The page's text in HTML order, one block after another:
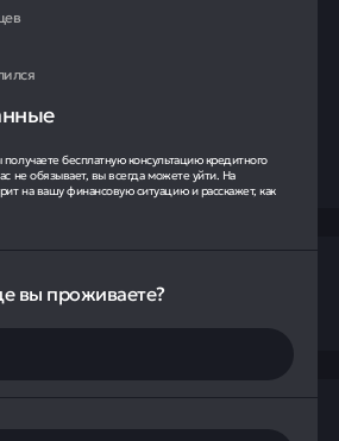
бесплатную консультацию кредитного
не обязывает, вы всегда можете уйти. На
на вашу финансовую ситуацию и расскажет, как
вы проживаете?